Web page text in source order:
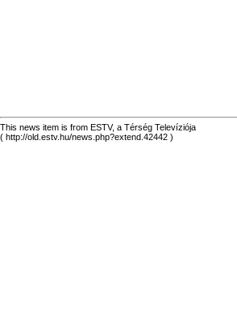
This news item is from ESTV, a Térség Televíziója
( http://old.estv.hu/news.php?extend.42442 )